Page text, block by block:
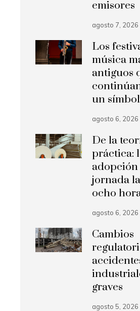
emisores
agosto 7, 2026
Los
música
antiguos
un
agosto 6, 2026
De la
práctica:
adopción
jornada
ocho
agosto 6, 2026
Cambios
graves
agosto 5, 2026